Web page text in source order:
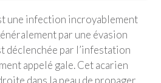
une infection incroyablement
par une évasion
déclenchée par l’infestation
appelé gale. Cet acarien
dans la peau de propager